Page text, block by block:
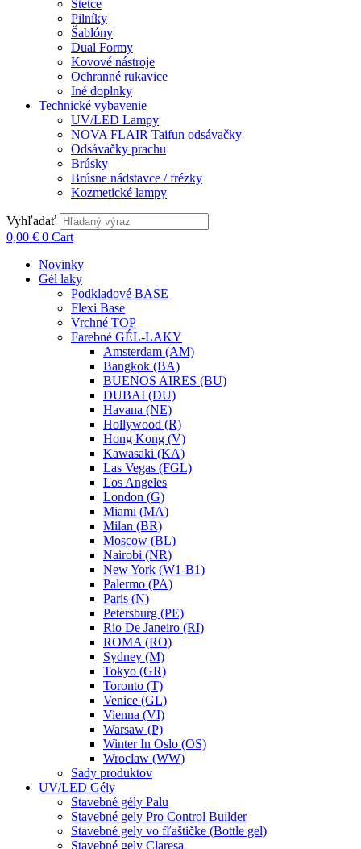
Štetce
Pilníky
Šablóny
Dual Formy
Kovové nástroje
Ochranné rukavice
Iné doplnky
Technické vybavenie
UV/LED Lampy
NOVA FLAIR Taifun odsávačky
Odsávačky prachu
Brúsky
Brúsne nádstavce / frézky
Kozmetické lampy
Vyhľadať
0,00 € 0 Cart
Novinky
Gél laky
Podkladové BASE
Flexi Base
Vrchné TOP
Farebné GÉL-LAKY
Amsterdam (AM)
Bangkok (BA)
BUENOS AIRES (BU)
DUBAI (DU)
Havana (NE)
Hollywood (R)
Hong Kong (V)
Kawasaki (KA)
Las Vegas (FGL)
Los Angeles
London (G)
Miami (MA)
Milan (BR)
Moscow (BL)
Nairobi (NR)
New York (W1-B1)
Palermo (PA)
Paris (N)
Petersburg (PE)
Rio De Janeiro (RI)
ROMA (RO)
Sydney (M)
Tokyo (GR)
Toronto (T)
Venice (GL)
Vienna (VI)
Warsaw (P)
Winter In Oslo (OS)
Wroclaw (WW)
Sady produktov
UV/LED Gély
Stavebné gély Palu
Stavebné gely Pro Control Builder
Stavebné gely vo fľaštičke (Bottle gel)
Stavebné gely Claresa